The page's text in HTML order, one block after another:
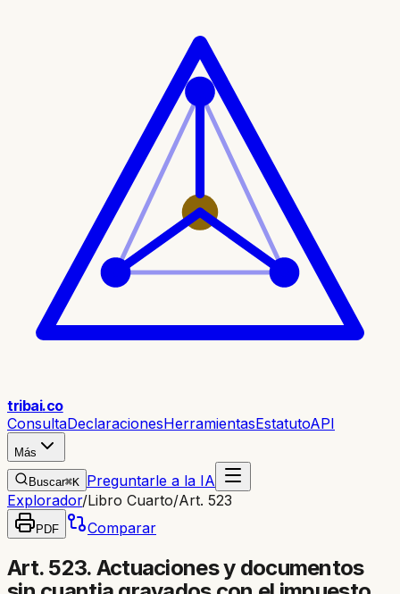
tribai.co
ConsultaDeclaracionesHerramientasEstatutoAPI
Más
Buscar⌘K Preguntarle a la IA
Explorador/Libro Cuarto/Art. 523
PDF Comparar
Art. 523. Actuaciones y documentos